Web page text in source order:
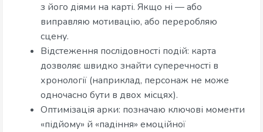
з його діями на карті. Якщо ні — або
виправляю мотивацію, або переробляю
сцену.
Відстеження послідовності подій: карта
дозволяє швидко знайти суперечності в
хронології (наприклад, персонаж не може
одночасно бути в двох місцях).
Оптимізація арки: позначаю ключові моменти
«підйому» й «падіння» емоційної